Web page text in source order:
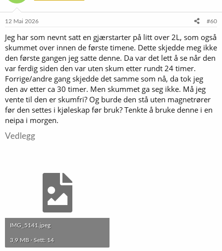
o
e
:
12 Mai 2026 #60
Jeg har som nevnt satt en gjærstarter på litt over 2L, som også
skummet over innen de første timene. Dette skjedde meg ikke
den første gangen jeg satte denne. Da var det lett å se når den
var ferdig siden den var uten skum etter rundt 24 timer.
Forrige/andre gang skjedde det samme som nå, da tok jeg
den av etter ca 30 timer. Men skummet ga seg ikke. Må jeg
vente til den er skumfri? Og burde den stå uten magnetrører
før den settes i kjøleskap før bruk? Tenkte å bruke denne i en
neipa i morgen.
Vedlegg
IMG_5141.jpeg
3,9 MB · Sett: 14